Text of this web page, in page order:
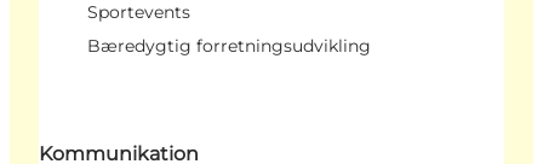
Sportevents
Bæredygtig forretningsudvikling
Kommunikation